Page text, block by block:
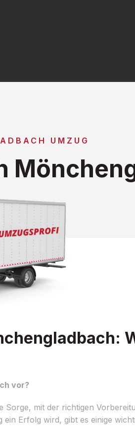
UMZUG
vor?
mit der richtigen
Erfolg wird, gibt es einige